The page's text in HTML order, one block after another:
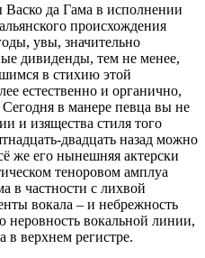
да Гама в исполнении
происхождения
увы, значительно
дивиденды, тем не менее,
в стихию этой
естественно и органично,
в манере певца вы не
и изящества стиля того
двадцать назад можно
же его нынешняя актерски
теноровом амплуа
в частности с лихвой
вокала – и небрежность
неровность вокальной линии,
в верхнем регистре.